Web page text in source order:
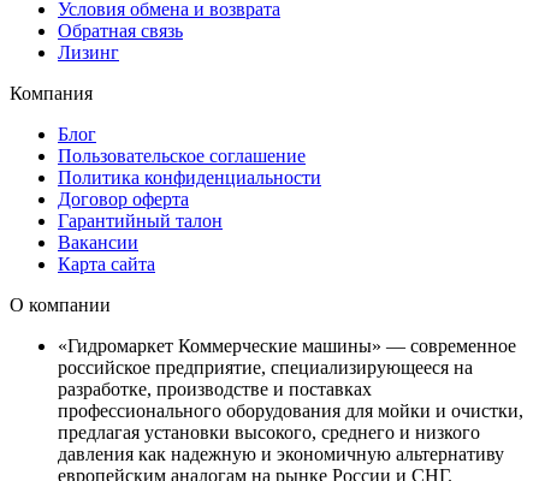
Условия обмена и возврата
Обратная связь
Лизинг
Компания
Блог
Пользовательское соглашение
Политика конфиденциальности
Договор оферта
Гарантийный талон
Вакансии
Карта сайта
О компании
«Гидромаркет Коммерческие машины» — современное
российское предприятие, специализирующееся на
разработке, производстве и поставках
профессионального оборудования для мойки и очистки,
предлагая установки высокого, среднего и низкого
давления как надежную и экономичную альтернативу
европейским аналогам на рынке России и СНГ.